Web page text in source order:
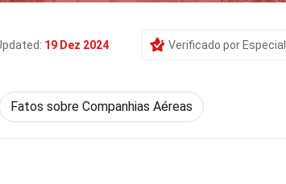
19 Dez 2024 Verificado por
Fatos sobre Companhias Aéreas